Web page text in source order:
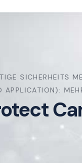
SICHERHEITS